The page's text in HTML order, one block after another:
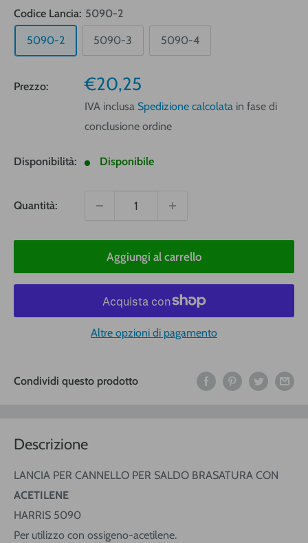
Codice Lancia: 5090-2
5090-2 5090-3 5090-4
Prezzo:
Prezzo
vendita
€20,25
IVA inclusa Spedizione calcolata in fase di
conclusione ordine
Disponibilità: Disponibile
Quantità:
Aggiungi al carrello
Altre opzioni di pagamento
Condividi questo prodotto
Descrizione
LANCIA PER CANNELLO PER SALDO BRASATURA CON
ACETILENE
HARRIS 5090
Per utilizzo con ossigeno-acetilene.